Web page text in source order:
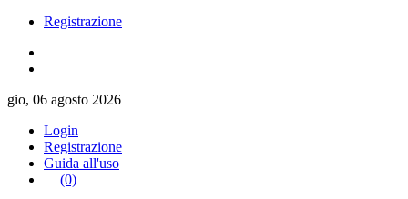
Registrazione
gio, 06 agosto 2026
Login
Registrazione
Guida all'uso
(0)